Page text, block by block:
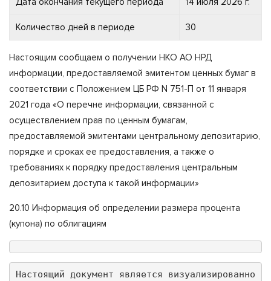
Количество дней в периоде 30
Настоящим сообщаем о получении НКО АО НРД
информации, предоставляемой эмитентом ценных бумаг в
соответствии с Положением ЦБ РФ N 751-П от 11 января
2021 года «О перечне информации, связанной с
осуществлением прав по ценным бумагам,
предоставляемой эмитентами центральному депозитарию,
порядке и сроках ее предоставления, а также о
требованиях к порядку предоставления центральным
депозитарием доступа к такой информации»
20.10 Информация об определении размера процента
(купона) по облигациям
Настоящий документ является визуализированно